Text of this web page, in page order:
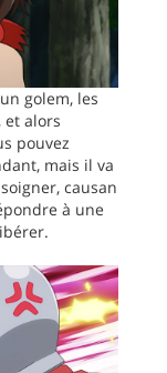
golem, les
et alors
pouvez
mais il va
causan
à une